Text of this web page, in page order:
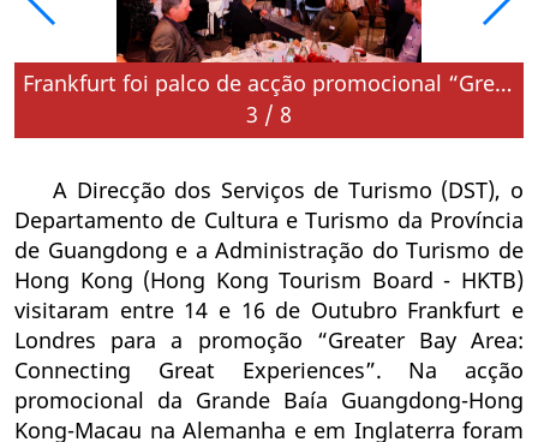
Frankfurt foi palco de acção promocional “Greater Bay Area: Connecting Great Experiences” para apresentar novas ofertas turísticas de Guangdong, Hong Kong e Macau
3 / 8
A Direcção dos Serviços de Turismo (DST), o
Departamento de Cultura e Turismo da Província
de Guangdong e a Administração do Turismo de
Hong Kong (Hong Kong Tourism Board - HKTB)
visitaram entre 14 e 16 de Outubro Frankfurt e
Londres para a promoção “Greater Bay Area:
Connecting Great Experiences”. Na acção
promocional da Grande Baía Guangdong-Hong
Kong-Macau na Alemanha e em Inglaterra foram